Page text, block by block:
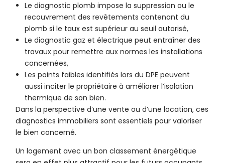
Le diagnostic plomb impose la suppression ou le
recouvrement des revêtements contenant du
plomb si le taux est supérieur au seuil autorisé,
Le diagnostic gaz et électrique peut entraîner des
travaux pour remettre aux normes les installations
concernées,
Les points faibles identifiés lors du DPE peuvent
aussi inciter le propriétaire à améliorer l’isolation
thermique de son bien.
Dans la perspective d’une vente ou d’une location, ces
diagnostics immobiliers sont essentiels pour valoriser
le bien concerné.
Un logement avec un bon classement énergétique